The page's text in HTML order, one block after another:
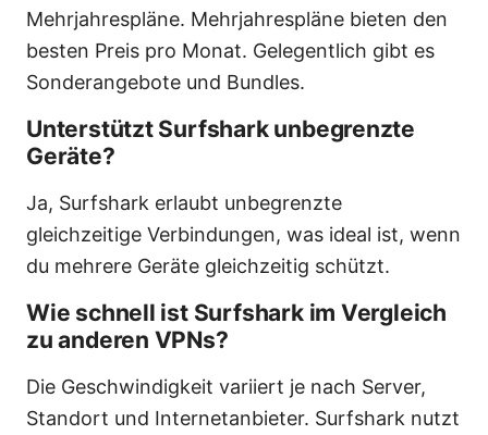
Mehrjahrespläne. Mehrjahrespläne bieten den
besten Preis pro Monat. Gelegentlich gibt es
Sonderangebote und Bundles.
Unterstützt Surfshark unbegrenzte
Geräte?
Ja, Surfshark erlaubt unbegrenzte
gleichzeitige Verbindungen, was ideal ist, wenn
du mehrere Geräte gleichzeitig schützt.
Wie schnell ist Surfshark im Vergleich
zu anderen VPNs?
Die Geschwindigkeit variiert je nach Server,
Standort und Internetanbieter. Surfshark nutzt